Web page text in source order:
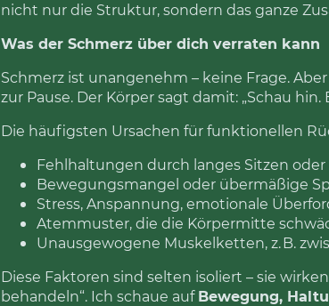
nicht nur die Struktur, sondern das ganze
Was der Schmerz über dich verraten kann
Schmerz ist unangenehm – keine Frage.
zur Pause. Der Körper sagt damit: „Schau hin.
Die häufigsten Ursachen für funktionellen
Fehlhaltungen durch langes Sitzen
Bewegungsmangel oder übermäßige
Stress, Anspannung, emotionale
Atemmuster, die die Körpermitte
Unausgewogene Muskelketten, z. B.
Diese Faktoren sind selten isoliert – sie
behandeln“. Ich schaue auf Bewegung,